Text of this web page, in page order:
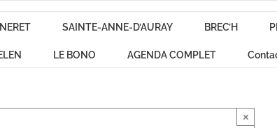
SAINTE-ANNE-D’AURAY BREC’H
LE BONO AGENDA COMPLET
×